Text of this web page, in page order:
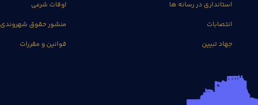
استانداری در رسانه ها
انتصابات
جهاد تبیین
اوقات شرعی
منشور حقوق شهروندی
قوانین و مقررات